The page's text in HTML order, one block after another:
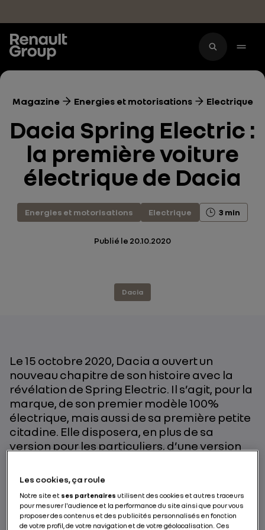
Magazine Energies et motorisations Electrique
Dacia Spring Electric :
la première voiture
électrique de Dacia
Energies et motorisations Electrique 3 min
Publié le 20.10.2020
Dacia
Le 15 octobre 2020, Dacia a ouvert un
nouveau chapitre de son histoire avec la
révélation de Spring Electric. Il s’agit, pour la
marque, de son premier modèle 100%
électrique, mais aussi de sa première petite
citadine. Elle disposera, en plus de sa
version pour les particuliers, d’une version
d’autopartage et d’une version utilitaire
Cargo. Le tout à un prix Dacia, batteries
incluses.
Les cookies, ça roule
Notre site et ses partenaires utilisent des cookies et autres traceurs
pour mesurer l'audience et la performance du site ainsi que pour vous
proposer des contenus et des publicités personnalisés en fonction
de votre profil, de votre navigation et de votre géolocalisation. Ces